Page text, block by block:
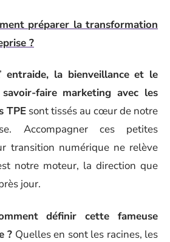
préparer la transformation
?
entraide, la bienveillance et le
faire marketing avec les
TPE sont tissés au cœur de notre
Accompagner ces petites
transition numérique ne relève
notre moteur, la direction que
jour.
définir cette fameuse
? Quelles en sont les racines, les